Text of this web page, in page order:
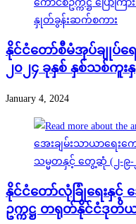
နိုင်ငံတော်စီမံအုပ်ချုပ်ရေ
၂၀၂၄ ခုနှစ် နှစ်သစ်ကူ
January 4, 2024
နိုင်ငံတော်လုံခြုံရေးနှင့်
ဥက္ကဋ္ဌ တရုတ်နိုင်ငံဒုတိ